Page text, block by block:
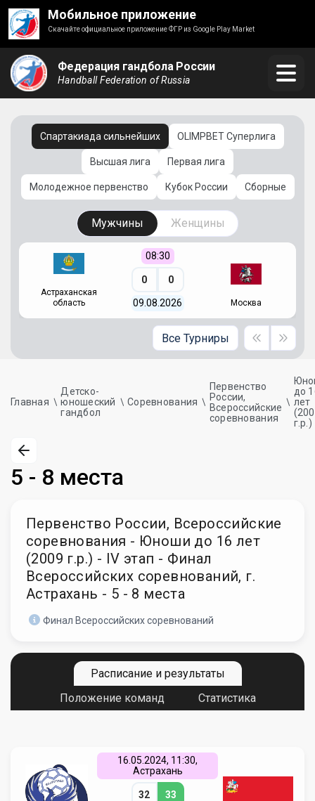
Мобильное приложение
Скачайте официальное приложение ФГР из Google Play Market
Федерация гандбола России
Handball Federation of Russia
Спартакиада сильнейших OLIMPBET Суперлига
Высшая лига Первая лига
Молодежное первенство Кубок России Сборные
Мужчины Женщины
Астраханская
область
08:30
0 0
09.08.2026 Москва
Все Турниры
Главная
Детско-
юношеский
гандбол
Соревнования
Первенство
России,
Всероссийские
соревнования
до
лет
г.р.)
5 - 8 места
Первенство России, Всероссийские
соревнования - Юноши до 16 лет
(2009 г.р.) - IV этап - Финал
Всероссийских соревнований, г.
Астрахань - 5 - 8 места
Финал Всероссийских соревнований
Расписание и результаты
Положение команд
Статистика
16.05.2024, 11:30,
Астрахань
32 33